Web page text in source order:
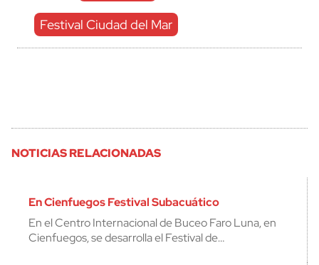
Festival Ciudad del Mar
NOTICIAS RELACIONADAS
En Cienfuegos Festival Subacuático
En el Centro Internacional de Buceo Faro Luna, en
Cienfuegos, se desarrolla el Festival de…